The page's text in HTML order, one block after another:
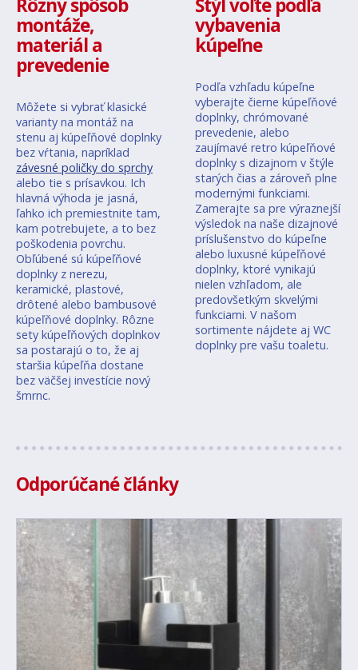
Rôzny spôsob
montáže,
materiál a
prevedenie
Môžete si vybrať klasické
varianty na montáž na
stenu aj kúpeľňové doplnky
bez vŕtania, napríklad
závesné poličky do sprchy
alebo tie s prísavkou. Ich
hlavná výhoda je jasná,
ľahko ich premiestnite tam,
kam potrebujete, a to bez
poškodenia povrchu.
Obľúbené sú kúpeľňové
doplnky z nerezu,
keramické, plastové,
drôtené alebo bambusové
kúpeľňové doplnky. Rôzne
sety kúpeľňových doplnkov
sa postarajú o to, že aj
staršia kúpeľňa dostane
bez väčšej investície nový
šmrnc.
Štýl voľte podľa
vybavenia
kúpeľne
Podľa vzhľadu kúpeľne
vyberajte čierne kúpeľňové
doplnky, chrómované
prevedenie, alebo
zaujímavé retro kúpeľňové
doplnky s dizajnom v štýle
starých čias a zároveň plne
modernými funkciami.
Zamerajte sa pre výraznejší
výsledok na naše dizajnové
príslušenstvo do kúpeľne
alebo luxusné kúpeľňové
doplnky, ktoré vynikajú
nielen vzhľadom, ale
predovšetkým skvelými
funkciami. V našom
sortimente nájdete aj WC
doplnky pre vašu toaletu.
Odporúčané články